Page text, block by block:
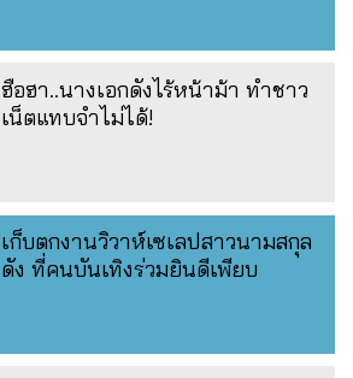
ฮือฮา..นางเอกดังไร้หน้าม้า ทำชาว
เน็ตแทบจำไม่ได้!
เก็บตกงานวิวาห์เซเลปสาวนามสกุล
ดัง ที่คนบันเทิงร่วมยินดีเพียบ